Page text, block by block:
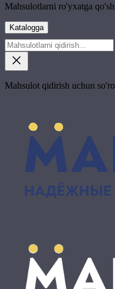
Mahsulotlarni ro'yxatga
Katalogga
Mahsulot qidirish uchun